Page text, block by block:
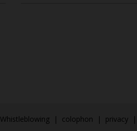
Whistleblowing | colophon | privacy |